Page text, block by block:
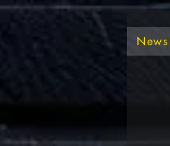
News